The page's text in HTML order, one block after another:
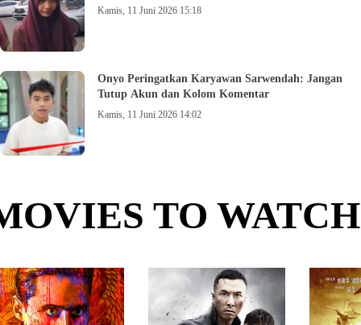
Kamis, 11 Juni 2026 15:18
Onyo Peringatkan Karyawan Sarwendah: Jangan
Tutup Akun dan Kolom Komentar
Kamis, 11 Juni 2026 14:02
TO WATCH